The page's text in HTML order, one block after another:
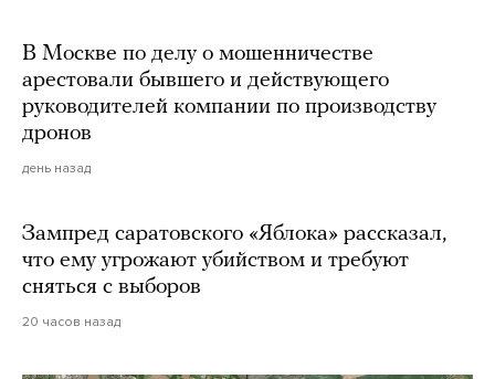
В Москве по делу о мошенничестве
арестовали бывшего и действующего
руководителей компании по производству
дронов
день назад
Зампред саратовского «Яблока» рассказал,
что ему угрожают убийством и требуют
сняться с выборов
20 часов назад